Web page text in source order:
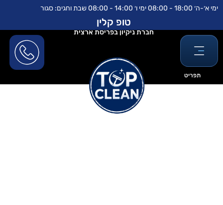
לתוכן
דילוג
ימי א׳-ה׳ 18:00 - 08:00 ימי ו׳ 14:00 - 08:00 שבת וחגים: סגור
תפריט
טופ קלין
חברת ניקיון בפריסת ארצית